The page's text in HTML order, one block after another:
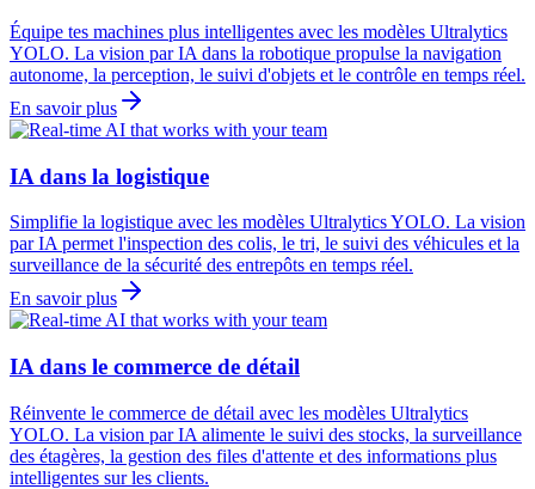
Équipe tes machines plus intelligentes avec les modèles Ultralytics
YOLO. La vision par IA dans la robotique propulse la navigation
autonome, la perception, le suivi d'objets et le contrôle en temps réel.
En savoir plus
IA dans la logistique
Simplifie la logistique avec les modèles Ultralytics YOLO. La vision
par IA permet l'inspection des colis, le tri, le suivi des véhicules et la
surveillance de la sécurité des entrepôts en temps réel.
En savoir plus
IA dans le commerce de détail
Réinvente le commerce de détail avec les modèles Ultralytics
YOLO. La vision par IA alimente le suivi des stocks, la surveillance
des étagères, la gestion des files d'attente et des informations plus
intelligentes sur les clients.